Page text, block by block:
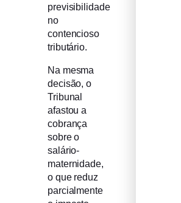
previsibilidade
no
contencioso
tributário.
Na mesma
decisão, o
Tribunal
afastou a
cobrança
sobre o
salário-
maternidade,
o que reduz
parcialmente